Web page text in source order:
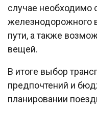
случае необходимо
железнодорожного
пути, а также
вещей.
В итоге выбор
предпочтений и
планировании